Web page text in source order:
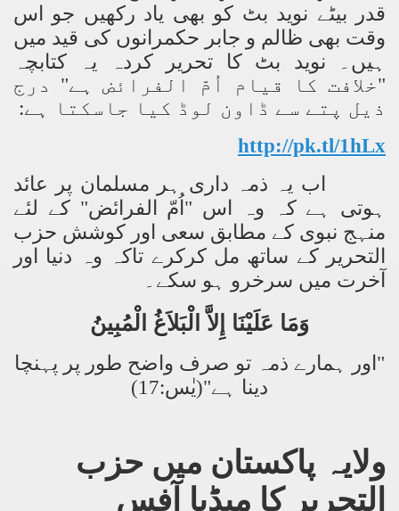
قدر بیٹے نوید بٹ کو بھی یاد رکھیں جو اس
وقت بھی ظالم و جابر حکمرانوں کی قید میں
ہیں۔ نوید بٹ کا تحریر کردہ یہ کتابچہ
"خلافت کا قیام اُمّ الفرائض ہے" درج
ذیل پتے سے ڈاون لوڈ کیا جاسکتا ہے:
http://pk.tl/1hLx
اب یہ ذمہ داری ہر مسلمان پر عائد
ہوتی ہے کہ وہ اس "اُمّ الفرائض" کے لئے
منہج نبوی کے مطابق سعی اور کوشش حزب
التحریر کے ساتھ مل کرکرے تاکہ وہ دنیا اور
آخرت میں سرخرو ہو سکے۔
وَمَا عَلَيْنَا إِلاَّ الْبَلاَغُ الْمُبِينُ
"اور ہمارے ذمہ تو صرف واضح طور پر پہنچا
دینا ہے"(یٰس:17)
ولایہ پاکستان میں حزب
التحریر کا میڈیا آفس